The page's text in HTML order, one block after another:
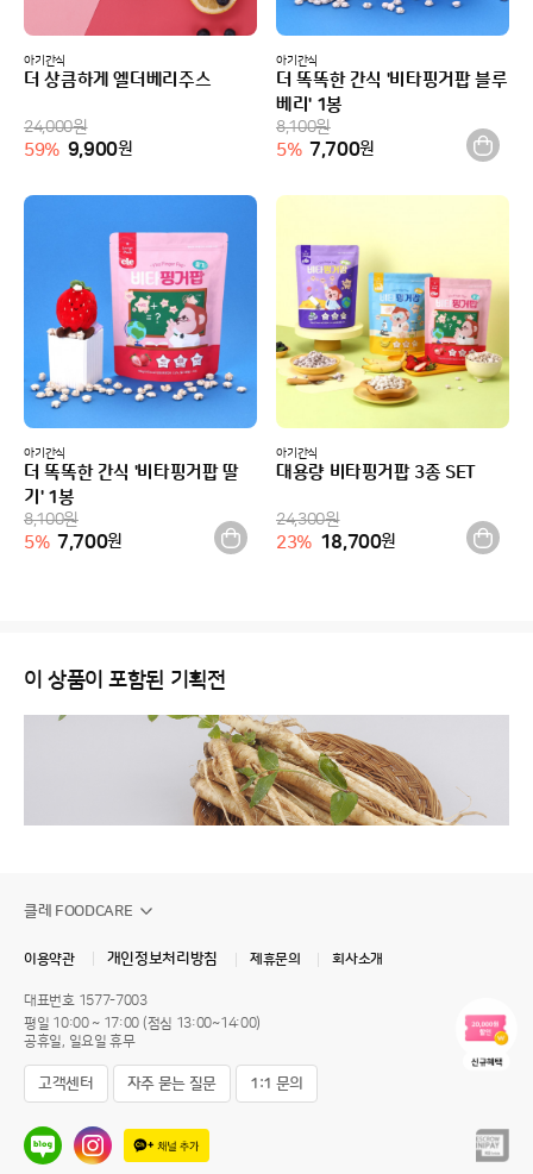
아기간식
더 상큼하게 엘더베리주스
24,000원
59% 9,900원
아기간식
더 똑똑한 간식 '비타핑거팝 블루
베리' 1봉
8,100원
5% 7,700원
아기간식
더 똑똑한 간식 '비타핑거팝 딸
기' 1봉
8,100원
5% 7,700원
아기간식
대용량 비타핑거팝 3종 SET
24,300원
23% 18,700원
이 상품이 포함된 기획전
클레 FOODCARE
이용약관 개인정보처리방침 제휴문의 회사소개
대표번호 1577-7003
평일 10:00 ~ 17:00 (점심 13:00~14:00)
공휴일, 일요일 휴무
고객센터 자주 묻는 질문 1:1 문의